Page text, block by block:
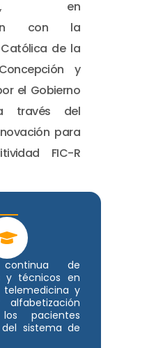
continua de
y técnicos en
y
pacientes
sistema de
en
con la
de la
y
el Gobierno
través del
para
FIC-R